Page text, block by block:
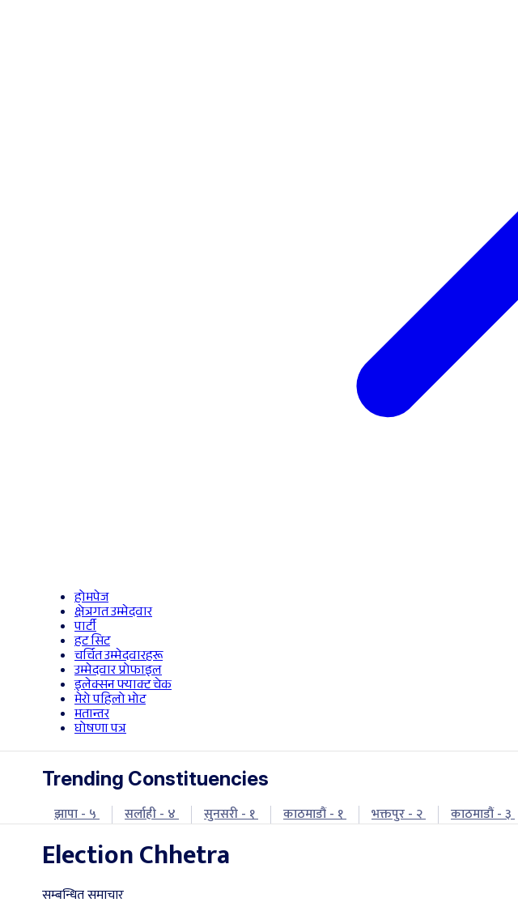
होमपेज
क्षेत्रगत उम्मेदवार
पार्टी
हट सिट
चर्चित उम्मेदवारहरू
उम्मेदवार प्रोफाइल
इलेक्सन फ्याक्ट चेक
मेरो पहिलो भोट
मतान्तर
घोषणा पत्र
Trending Constituencies
झापा - ५ सर्लाही - ४ सुनसरी - १ काठमाडौं - १ भक्तपुर - २ काठमाडौं - ३
Election Chhetra
सम्बन्धित समाचार